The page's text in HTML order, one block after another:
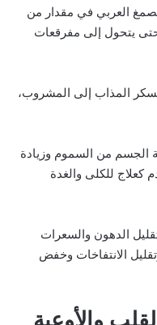
العربي في مقدار من
حتى يتحول إلى مفرقعات
المذاب إلى المشروب،
الجسم من السموم وزيادة
كعلاج للكلى والغدة
الدهون والسعرات
الانتفاخات وخفض